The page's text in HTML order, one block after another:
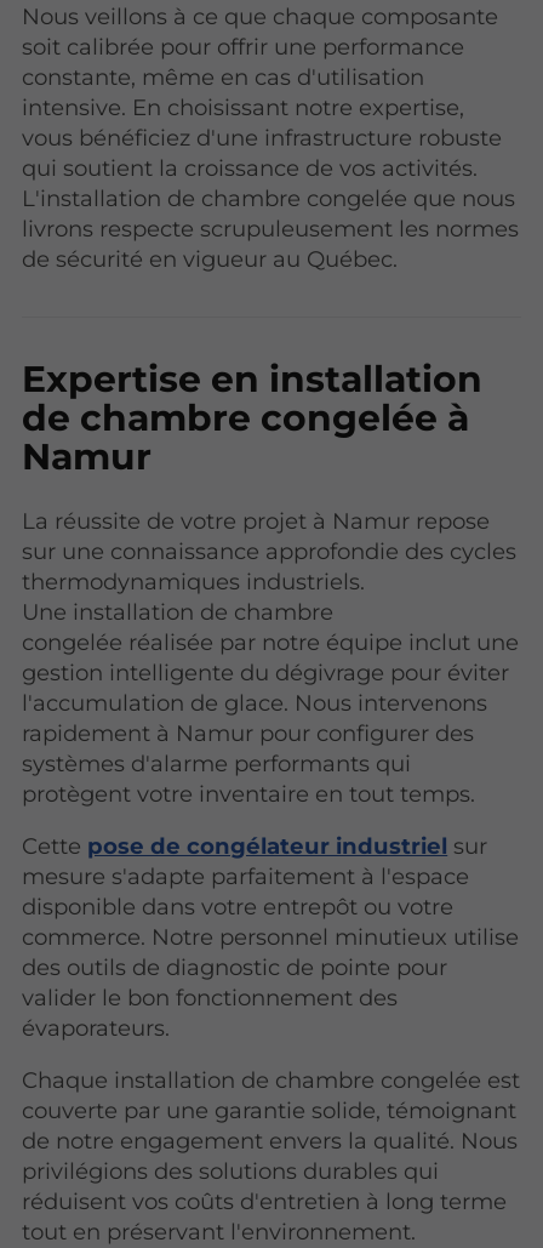
Nous veillons à ce que chaque composante
soit calibrée pour offrir une performance
constante, même en cas d'utilisation
intensive. En choisissant notre expertise,
vous bénéficiez d'une infrastructure robuste
qui soutient la croissance de vos activités.
L'installation de chambre congelée que nous
livrons respecte scrupuleusement les normes
de sécurité en vigueur au Québec.
Expertise en installation
de chambre congelée à
Namur
La réussite de votre projet à Namur repose
sur une connaissance approfondie des cycles
thermodynamiques industriels.
Une installation de chambre
congelée réalisée par notre équipe inclut une
gestion intelligente du dégivrage pour éviter
l'accumulation de glace. Nous intervenons
rapidement à Namur pour configurer des
systèmes d'alarme performants qui
protègent votre inventaire en tout temps.
Cette pose de congélateur industriel sur
mesure s'adapte parfaitement à l'espace
disponible dans votre entrepôt ou votre
commerce. Notre personnel minutieux utilise
des outils de diagnostic de pointe pour
valider le bon fonctionnement des
évaporateurs.
Chaque installation de chambre congelée est
couverte par une garantie solide, témoignant
de notre engagement envers la qualité. Nous
privilégions des solutions durables qui
réduisent vos coûts d'entretien à long terme
tout en préservant l'environnement.